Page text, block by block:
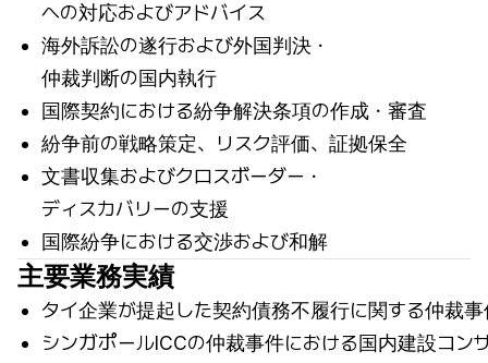
への対応およびアドバイス
海外訴訟の遂行および外国判決・
仲裁判断の国内執行
国際契約における紛争解決条項の作成・審査
紛争前の戦略策定、リスク評価、証拠保全
文書収集およびクロスボーダー・
ディスカバリーの支援
国際紛争における交渉および和解
主要業務実績
タイ企業が提起した契約債務不履行に関する仲裁
シンガポールICCの仲裁事件における国内建設コン